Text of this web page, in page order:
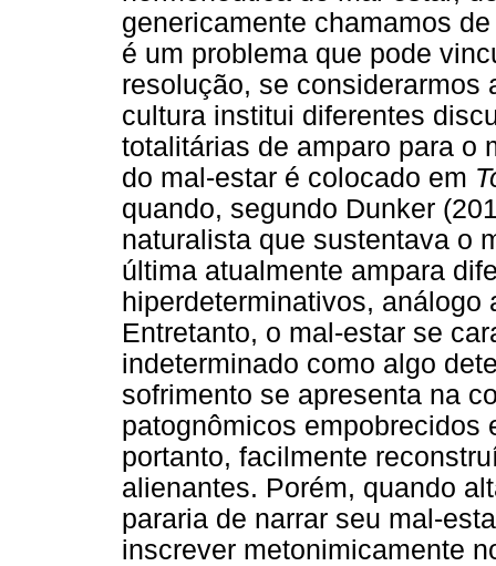
genericamente chamamos
é um problema que pode
resolução, se considerarmos
cultura institui diferentes
totalitárias de amparo para o
do mal-estar é colocado em
quando, segundo Dunker
naturalista que sustentava o
última atualmente ampara
hiperdeterminativos,
Entretanto, o mal-estar se
indeterminado como algo
sofrimento se apresenta na
patognômicos empobrecidos
portanto, facilmente
alienantes. Porém, quando
pararia de narrar seu mal-
inscrever metonimicamente